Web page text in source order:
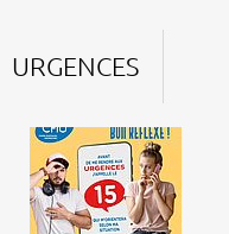
URGENCES